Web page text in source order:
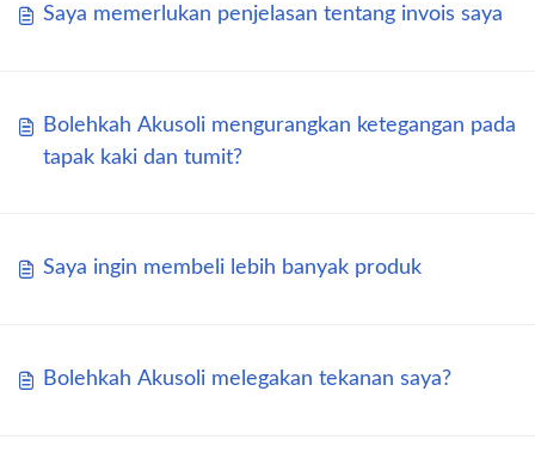
Saya memerlukan penjelasan tentang invois saya
Bolehkah Akusoli mengurangkan ketegangan pada
tapak kaki dan tumit?
Saya ingin membeli lebih banyak produk
Bolehkah Akusoli melegakan tekanan saya?